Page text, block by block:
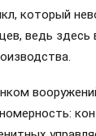
который
ведь